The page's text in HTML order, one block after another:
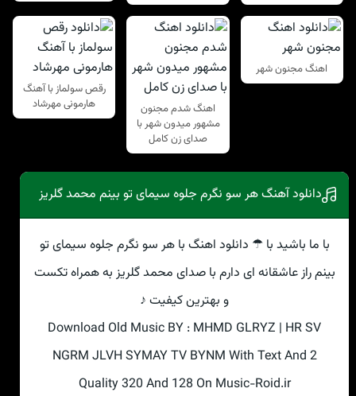
اهنگ مجنون شهر
اهنگ شدم مجنون
مشهور میدون شهر با
صدای زن کامل
رقص سولماز با آهنگ
هارمونی مهرشاد
دانلود آهنگ هر سو نگرم جلوه سیمای تو بینم محمد گلریز
با ما باشید با ☂ دانلود اهنگ با هر سو نگرم جلوه سیمای تو
بینم راز عاشقانه ای دارم با صدای محمد گلریز به همراه تکست
و بهترین کیفیت ♪
Download Old Music BY : MHMD GLRYZ | HR SV
NGRM JLVH SYMAY TV BYNM With Text And 2
Quality 320 And 128 On Music-Roid.ir